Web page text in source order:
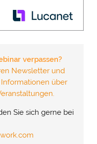
verpassen?
Newsletter und
über
Sie sich gerne bei